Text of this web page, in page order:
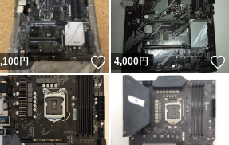
ね！
円 いいね！
4,000円